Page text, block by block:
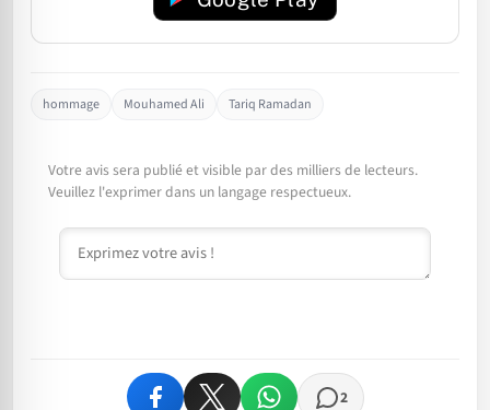
hommage Mouhamed Ali Tariq Ramadan
Votre avis sera publié et visible par des milliers de lecteurs.
Veuillez l'exprimer dans un langage respectueux.
Commentaire
2